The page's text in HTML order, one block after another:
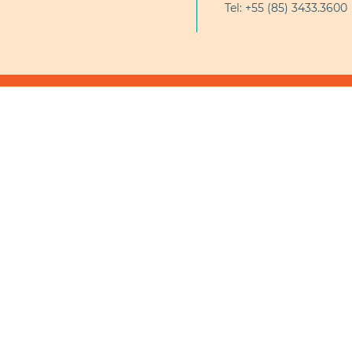
Tel: +55 (85) 3433.3600